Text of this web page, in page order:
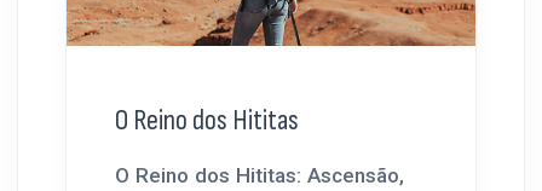
O Reino dos Hititas
O Reino dos Hititas: Ascensão,